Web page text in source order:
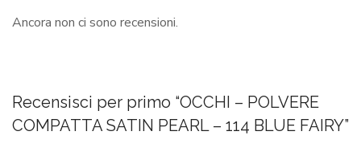
Ancora non ci sono recensioni.
Recensisci per primo “OCCHI – POLVERE
COMPATTA SATIN PEARL – 114 BLUE FAIRY”